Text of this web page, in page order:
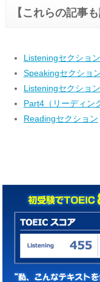
【これらの記事
Listeningセクション
Speakingセクショ
Listeningセクション
Part4（リーディン
Readingセクション